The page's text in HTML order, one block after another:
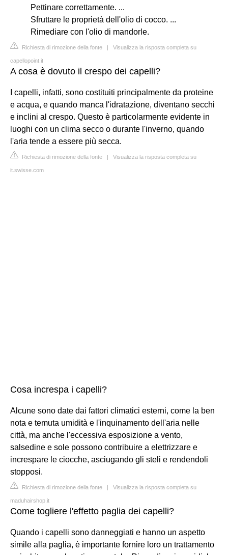
Pettinare correttamente. ...
Sfruttare le proprietà dell'olio di cocco. ...
Rimediare con l'olio di mandorle.
Richiesta di rimozione della fonte | Visualizza la risposta completa su
capellopoint.it
A cosa è dovuto il crespo dei capelli?
I capelli, infatti, sono costituiti principalmente da proteine
e acqua, e quando manca l'idratazione, diventano secchi
e inclini al crespo. Questo è particolarmente evidente in
luoghi con un clima secco o durante l'inverno, quando
l'aria tende a essere più secca.
Richiesta di rimozione della fonte | Visualizza la risposta completa su
it.swisse.com
Cosa increspa i capelli?
Alcune sono date dai fattori climatici esterni, come la ben
nota e temuta umidità e l'inquinamento dell'aria nelle
città, ma anche l'eccessiva esposizione a vento,
salsedine e sole possono contribuire a elettrizzare e
increspare le ciocche, asciugando gli steli e rendendoli
stopposi.
Richiesta di rimozione della fonte | Visualizza la risposta completa su
maduhairshop.it
Come togliere l'effetto paglia dei capelli?
Quando i capelli sono danneggiati e hanno un aspetto
simile alla paglia, è importante fornire loro un trattamento